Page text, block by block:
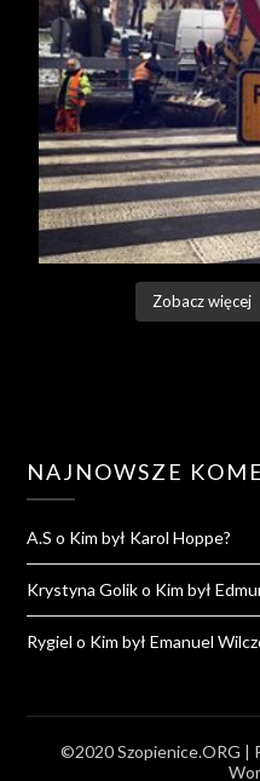
Zobacz więcej
NAJNOWSZE
A.S o Kim był Karol Hoppe?
Krystyna Goliko Kim był
Rygiel o Kim był Emanuel
©2020 Szopienice.ORG |